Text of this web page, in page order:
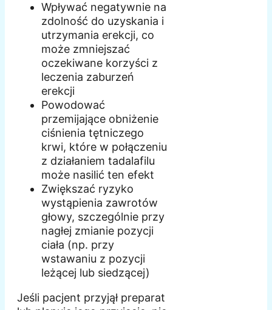
Wpływać negatywnie na
zdolność do uzyskania i
utrzymania erekcji, co
może zmniejszać
oczekiwane korzyści z
leczenia zaburzeń
erekcji
Powodować
przemijające obniżenie
ciśnienia tętniczego
krwi, które w połączeniu
z działaniem tadalafilu
może nasilić ten efekt
Zwiększać ryzyko
wystąpienia zawrotów
głowy, szczególnie przy
nagłej zmianie pozycji
ciała (np. przy
wstawaniu z pozycji
leżącej lub siedzącej)
Jeśli pacjent przyjął preparat